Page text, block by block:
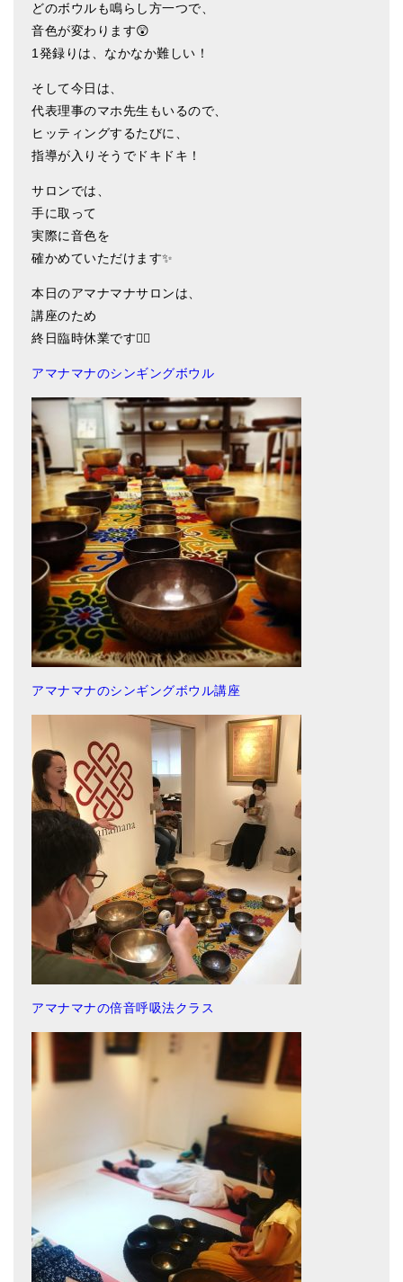
ロゴステッカー・ポストカード各種
亡命チベット人尼僧のお守り・チャーム
チベット・マントラ・ヒーリングCD
ギフトラッピング
シンギングボウル講座
初級講座
中級講座
上級講座
ビギナー講師・養成講座
アマナマナとは
About Us
メールお便り登録
LINEお友だち登録
お客様の声
ブログ
特商法の表記
どのボウルも鳴らし方一つで、
音色が変わります😲
1発録りは、なかなか難しい！
そして今日は、
代表理事のマホ先生もいるので、
ヒッティングするたびに、
指導が入りそうでドキドキ！
サロンでは、
手に取って
実際に音色を
確かめていただけます✨
本日のアマナマナサロンは、
講座のため
終日臨時休業です🙇‍♀️
アマナマナのシンギングボウル
アマナマナのシンギングボウル講座
アマナマナの倍音呼吸法クラス